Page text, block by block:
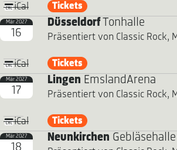
iCal Tickets
Mär 2027
16
iCal
DüsseldorfTonhalle
Präsentiert von Classic Rock,
Tickets
Mär 2027
17
iCal
Lingen EmslandArena
Präsentiert von Classic Rock,
Tickets
Mär 2027
18
Neunkirchen Gebläsehalle